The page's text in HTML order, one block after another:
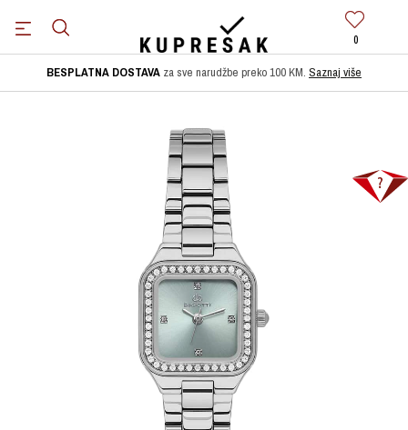
0
BESPLATNA DOSTAVA za sve narudžbe preko 100 KM. Saznaj više